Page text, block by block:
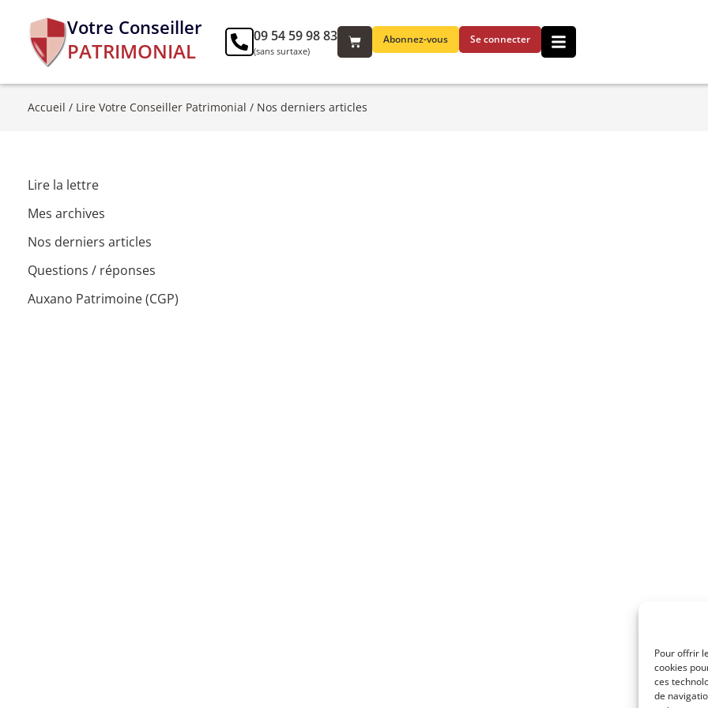
Pour offrir
cookies
ces
de
Votre Conseiller
PATRIMONIAL Abonnez-vous Se connecter
09 54 59 98 83
(sans surtaxe)
Accueil / Lire Votre Conseiller Patrimonial / Nos derniers articles
Lire la lettre
Mes archives
Nos derniers articles
Questions / réponses
Auxano Patrimoine (CGP)